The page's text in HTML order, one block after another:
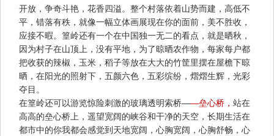
开放，争奇斗艳，花香四溢。整个村落依着山势而建，高低不
平，错落有秩，就像一幅立体画展现在你的面前，美不胜收，
应接不暇。篁岭还有一个在中国独一无二的看点，就是晒秋，
因为村子在山顶上，没有平地，为了晾晒农作物，每家每户都
把收获的辣椒，玉米，稻子等放在大大的竹筐里摆在屋檐下晾
晒，在阳光的照射下，五颜六色，五彩缤纷，熠熠生辉，光彩
夺目。
在篁岭还可以游览惊险刺激的玻璃透明索桥——垒心桥， 站在
高高的垒心桥上，遥望宽阔的峡谷和干净的天空，长期生活在
都市中的你我都会感觉到天地宽阔，心胸宽阔，心胸舒畅，心